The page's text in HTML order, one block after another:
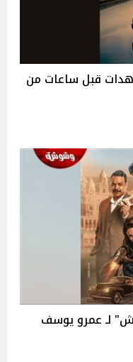
قبل ساعات من
لـ عمرو يوسف